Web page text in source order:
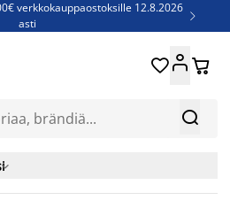
verkkokauppaostoksille 12.8.2026
asti

- Säästä jopa 60% 
 